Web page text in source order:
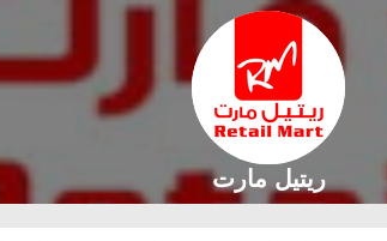
ريتيل مارت